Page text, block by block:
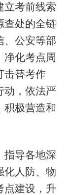
考前线索
查处的全链
、公安等部
净化考点周
击替考作
动，依法严
积极营造和
导各地深
化人防、物
点建设，升